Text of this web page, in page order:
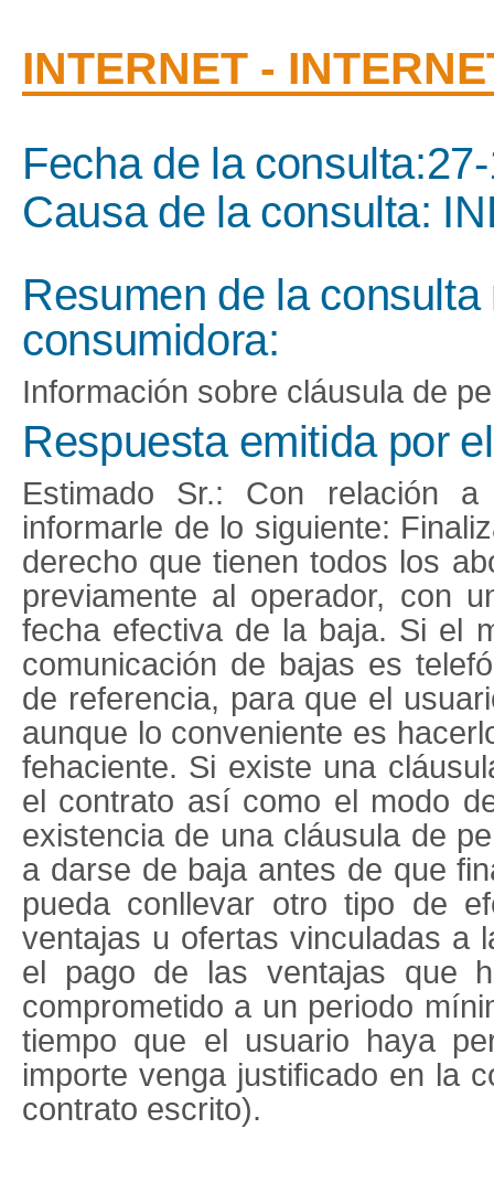
INTERNET -
Fecha de la
Causa de la consulta:
Resumen de la
consumidora:
Información sobre cláusula de
Respuesta emitida por
Estimado Sr.: Con relación
informarle de lo siguiente:
derecho que tienen todos los
previamente al operador, con
fecha efectiva de la baja. Si el
comunicación de bajas es
de referencia, para que el
aunque lo conveniente es
fehaciente. Si existe una
el contrato así como el modo
existencia de una cláusula de
a darse de baja antes de que
pueda conllevar otro tipo de
ventajas u ofertas vinculadas a
el pago de las ventajas que
comprometido a un periodo
tiempo que el usuario haya
importe venga justificado en la
contrato escrito).